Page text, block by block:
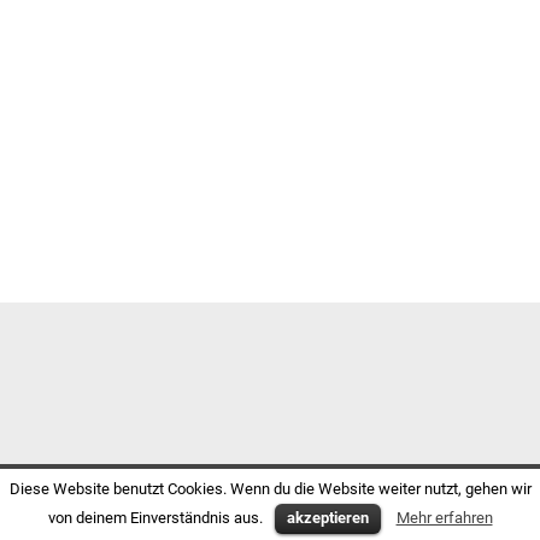
Diese Website benutzt Cookies. Wenn du die Website weiter nutzt, gehen wir
von deinem Einverständnis aus.
akzeptieren Mehr erfahren